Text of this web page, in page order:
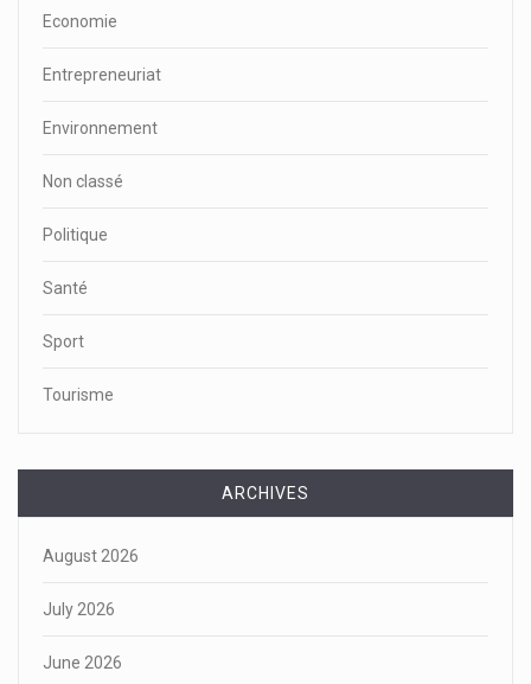
Economie
Entrepreneuriat
Environnement
Non classé
Politique
Santé
Sport
Tourisme
ARCHIVES
August 2026
July 2026
June 2026